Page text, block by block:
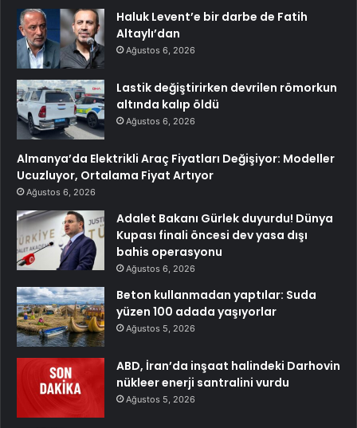
Haluk Levent’e bir darbe de Fatih
Altaylı’dan
Ağustos 6, 2026
Lastik değiştirirken devrilen römorkun
altında kalıp öldü
Ağustos 6, 2026
Almanya’da Elektrikli Araç Fiyatları Değişiyor: Modeller
Ucuzluyor, Ortalama Fiyat Artıyor
Ağustos 6, 2026
Adalet Bakanı Gürlek duyurdu! Dünya
Kupası finali öncesi dev yasa dışı
bahis operasyonu
Ağustos 6, 2026
Beton kullanmadan yaptılar: Suda
yüzen 100 adada yaşıyorlar
Ağustos 5, 2026
ABD, İran’da inşaat halindeki Darhovin
nükleer enerji santralini vurdu
Ağustos 5, 2026